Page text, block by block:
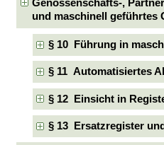
Genossenschafts-,
und maschinell geführtes
§ 10 Führung in
§ 11 Automatisiertes
§ 12 Einsicht in
§ 13 Ersatzregister